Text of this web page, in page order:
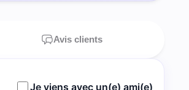
Avis clients
Je viens avec un(e) ami(e)